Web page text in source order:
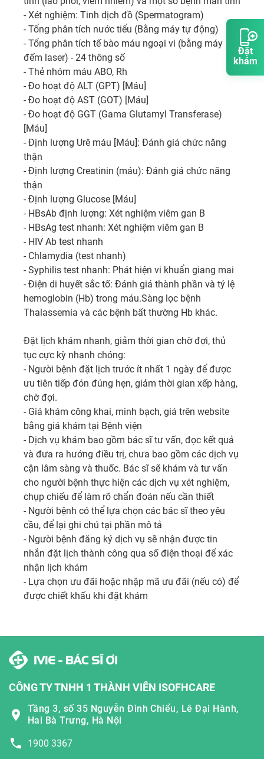
Đặt
khám
- Xét nghiệm: Tinh dịch đồ (Spermatogram)
- Tổng phân tích nước tiểu (Bằng máy tự động)
- Tổng phân tích tế bào máu ngoại vi (bằng máy
đếm laser) - 24 thông số
- Thẻ nhóm máu ABO, Rh
- Đo hoạt độ ALT (GPT) [Máu]
- Đo hoạt độ AST (GOT) [Máu]
- Đo hoạt độ GGT (Gama Glutamyl Transferase)
[Máu]
- Định lượng Urê máu [Máu]: Đánh giá chức năng
thận
- Định lượng Creatinin (máu): Đánh giá chức năng
thận
- Định lượng Glucose [Máu]
- HBsAb định lượng: Xét nghiệm viêm gan B
- HBsAg test nhanh: Xét nghiệm viêm gan B
- HIV Ab test nhanh
- Chlamydia (test nhanh)
- Syphilis test nhanh: Phát hiện vi khuẩn giang mai
- Điện di huyết sắc tố: Đánh giá thành phần và tỷ lệ
hemoglobin (Hb) trong máu.Sàng lọc bệnh
Thalassemia và các bệnh bất thường Hb khác.
Đặt lịch khám nhanh, giảm thời gian chờ đợi, thủ
tục cực kỳ nhanh chóng:
- Người bệnh đặt lịch trước ít nhất 1 ngày để được
ưu tiên tiếp đón đúng hẹn, giảm thời gian xếp hàng,
chờ đợi.
- Giá khám công khai, minh bạch, giá trên website
bằng giá khám tại Bệnh viện
- Dịch vụ khám bao gồm bác sĩ tư vấn, đọc kết quả
và đưa ra hướng điều trị, chưa bao gồm các dịch vụ
cận lâm sàng và thuốc. Bác sĩ sẽ khám và tư vấn
cho người bệnh thực hiện các dịch vụ xét nghiệm,
chụp chiếu để làm rõ chẩn đoán nếu cần thiết
- Người bệnh có thể lựa chọn các bác sĩ theo yêu
cầu, để lại ghi chú tại phần mô tả
- Người bệnh đăng ký dịch vụ sẽ nhận được tin
nhắn đặt lịch thành công qua số điện thoại để xác
nhận lịch khám
- Lựa chọn ưu đãi hoặc nhập mã ưu đãi (nếu có) để
được chiết khấu khi đặt khám
CÔNG TY TNHH 1 THÀNH VIÊN ISOFHCARE
Tầng 3, số 35 Nguyễn Đình Chiểu, Lê Đại Hành,
Hai Bà Trưng, Hà Nội
1900 3367